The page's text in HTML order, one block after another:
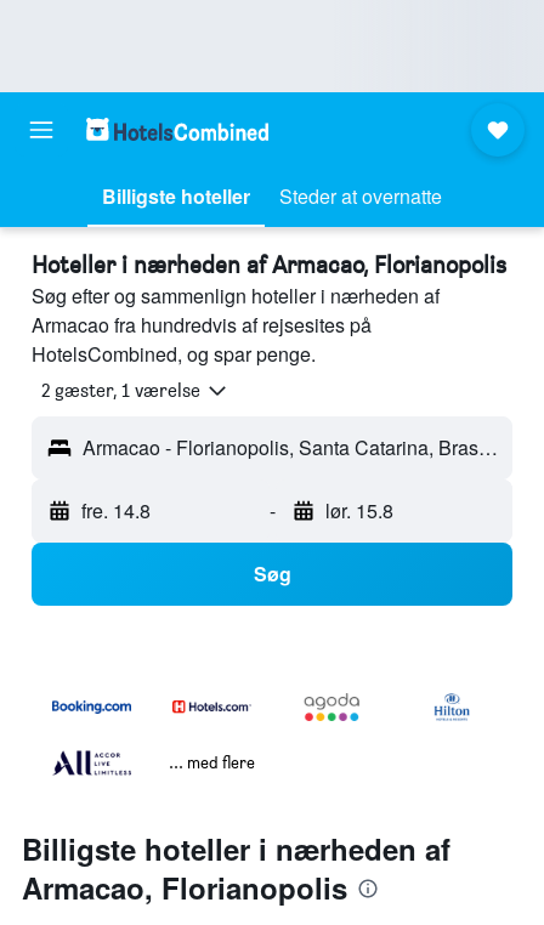
Billigste hoteller Steder at overnatte
Hoteller i nærheden af Armacao, Florianopolis
Søg efter og sammenlign hoteller i nærheden af
Armacao fra hundredvis af rejsesites på
HotelsCombined, og spar penge.
2 gæster, 1 værelse
Armacao - Florianopolis, Santa Catarina, Brasilien
fre. 14.8 - lør. 15.8
Søg
... med flere
Billigste hoteller i nærheden af
Armacao, Florianopolis